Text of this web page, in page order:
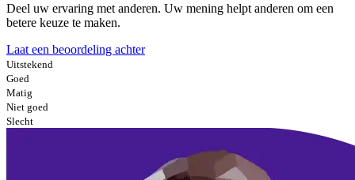
Deel uw ervaring met anderen. Uw mening helpt anderen om een
betere keuze te maken.
Laat een beoordeling achter
Uitstekend
Goed
Matig
Niet goed
Slecht